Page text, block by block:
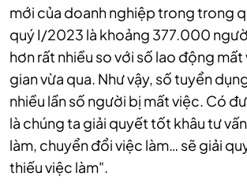
mới của doanh nghiệp trong trong
quý I/2023 là khoảng 377.000
hơn rất nhiều so với số lao động
gian vừa qua. Như vậy, số tuyển
nhiều lần số người bị mất việc. Có
là chúng ta giải quyết tốt khâu tư
làm, chuyển đổi việc làm… sẽ giải
thiếu việc làm".